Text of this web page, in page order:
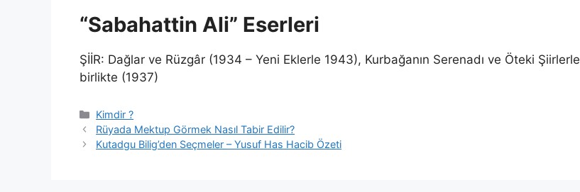
“Sabahattin Ali” Eserleri
ŞİİR: Dağlar ve Rüzgâr (1934 – Yeni Eklerle 1943), Kurbağanın Serenadı ve Öteki Şiirlerle
birlikte (1937)
Kategoriler
Kimdir ?
Rüyada Mektup Görmek Nasıl Tabir Edilir?
Kutadgu Bilig’den Seçmeler – Yusuf Has Hacib Özeti